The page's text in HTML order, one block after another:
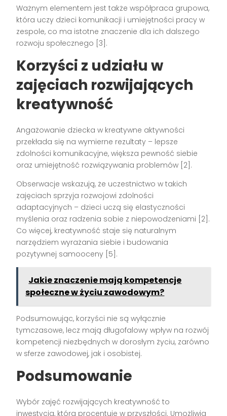
Ważnym elementem jest także współpraca grupowa,
która uczy dzieci komunikacji i umiejętności pracy w
zespole, co ma istotne znaczenie dla ich dalszego
rozwoju społecznego [3].
Korzyści z udziału w
zajęciach rozwijających
kreatywność
Angażowanie dziecka w kreatywne aktywności
przekłada się na wymierne rezultaty – lepsze
zdolności komunikacyjne, większa pewność siebie
oraz umiejętność rozwiązywania problemów [2].
Obserwacje wskazują, że uczestnictwo w takich
zajęciach sprzyja rozwojowi zdolności
adaptacyjnych – dzieci uczą się elastyczności
myślenia oraz radzenia sobie z niepowodzeniami [2].
Co więcej, kreatywność staje się naturalnym
narzędziem wyrażania siebie i budowania
pozytywnej samooceny [5].
Jakie znaczenie mają kompetencje
społeczne w życiu zawodowym?
Podsumowując, korzyści nie są wyłącznie
tymczasowe, lecz mają długofalowy wpływ na rozwój
kompetencji niezbędnych w dorosłym życiu, zarówno
w sferze zawodowej, jak i osobistej.
Podsumowanie
Wybór zajęć rozwijających kreatywność to
inwestycja, która procentuje w przyszłości. Umożliwia